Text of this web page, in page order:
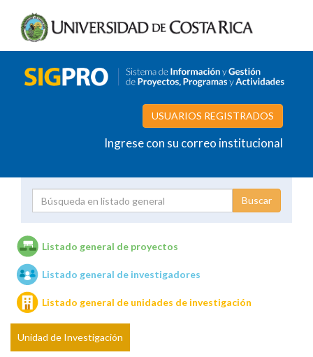
USUARIOS REGISTRADOS
Ingrese con su correo institucional
Unidades de investigación
Listado general de proyectos
Listado general de investigadores
Listado general de unidades de investigación
Unidad de Investigación